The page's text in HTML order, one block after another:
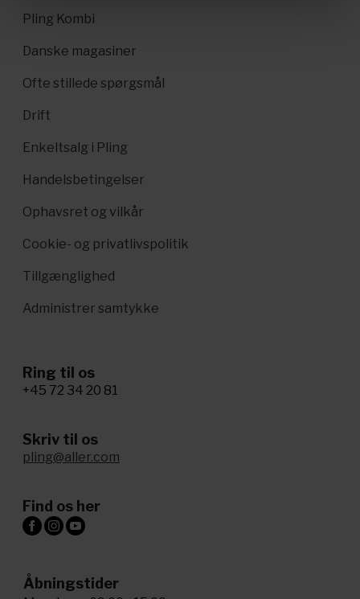
Pling Kombi
Danske magasiner
Ofte stillede spørgsmål
Drift
Enkeltsalg i Pling
Handelsbetingelser
Ophavsret og vilkår
Cookie- og privatlivspolitik
Tillgænglighed
Administrer samtykke
Ring til os
+45 72 34 20 81
Skriv til os
pling@aller.com
Find os her
Åbningstider